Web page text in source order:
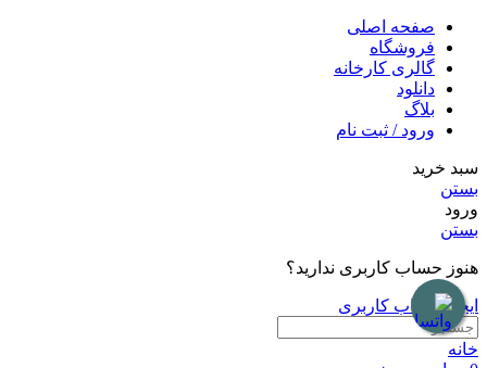
صفحه اصلی
فروشگاه
گالری کارخانه
دانلود
بلاگ
ورود / ثبت نام
سبد خرید
بستن
ورود
بستن
هنوز حساب کاربری ندارید؟
ایجاد حساب کاربری
خانه